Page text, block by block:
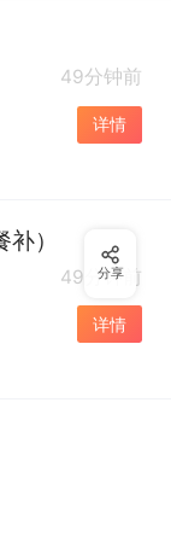
49分钟前
详情
）
49分钟前
详情
分享